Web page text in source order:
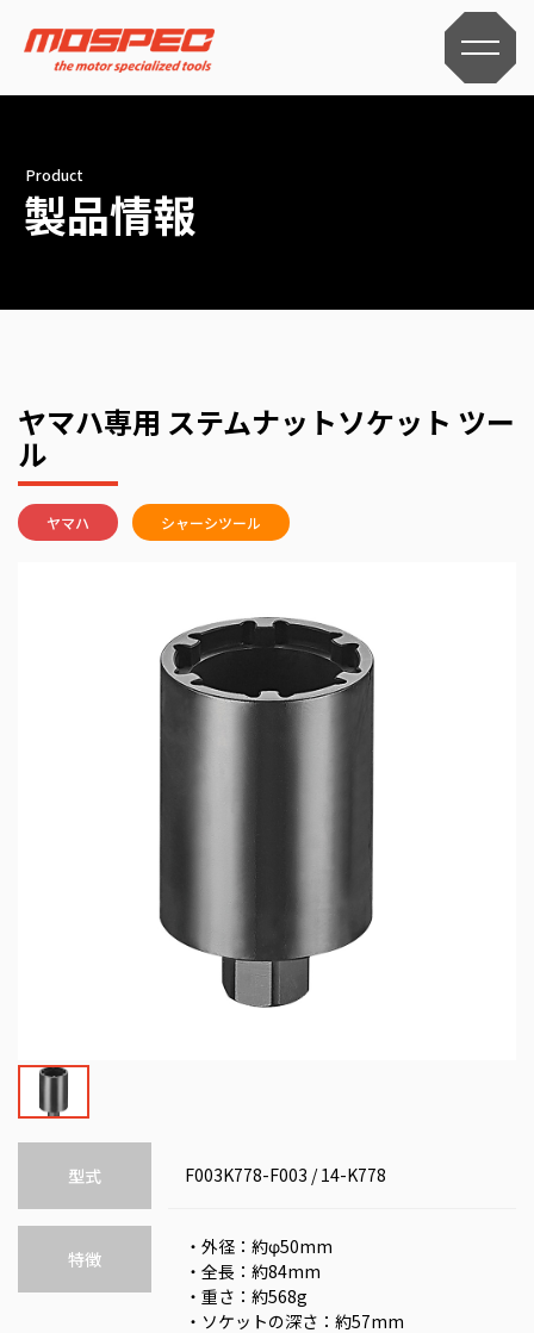
Product
製品情報
ヤマハ専用 ステムナットソケット ツー
ル
ヤマハ シャーシツール
型式 F003K778-F003 / 14-K778
特徴
・外径：約φ50mm
・全長：約84mm
・重さ：約568g
・ソケットの深さ：約57mm